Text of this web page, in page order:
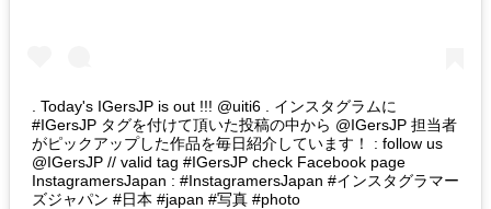
. Today's IGersJP is out !!! @uiti6 . インスタグラムに
#IGersJP タグを付けて頂いた投稿の中から @IGersJP 担当者
がピックアップした作品を毎日紹介しています！ : follow us
@IGersJP // valid tag #IGersJP check Facebook page
InstagramersJapan : #InstagramersJapan #インスタグラマー
ズジャパン #日本 #japan #写真 #photo